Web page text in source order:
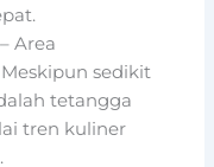
Area
sedikit
tetangga
tren kuliner